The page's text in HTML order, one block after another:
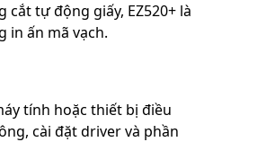
tự động giấy, EZ520+ là
in ấn mã vạch.
tính hoặc thiết bị điều
cài đặt driver và phần